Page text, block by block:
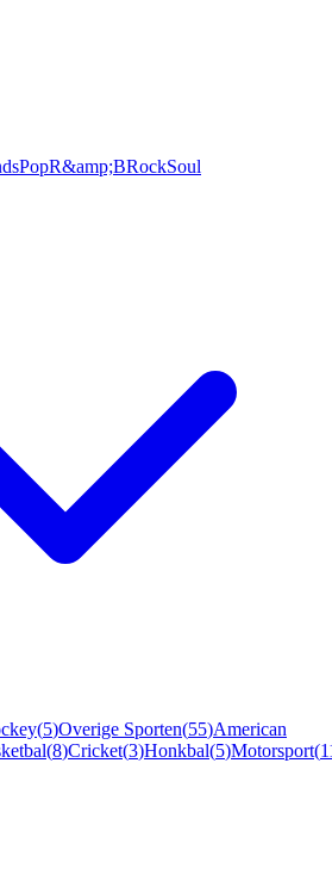
PopR&amp;BRockSoul
(5)Overige Sporten(55)American
(8)Cricket(3)Honkbal(5)Motorsport(